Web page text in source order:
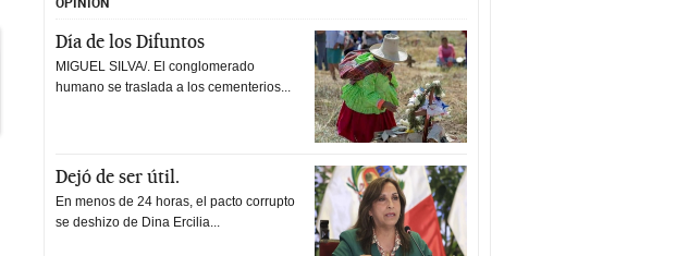
Día de los Difuntos
MIGUEL SILVA/. El conglomerado
humano se traslada a los cementerios...
Dejó de ser útil.
En menos de 24 horas, el pacto corrupto
se deshizo de Dina Ercilia...